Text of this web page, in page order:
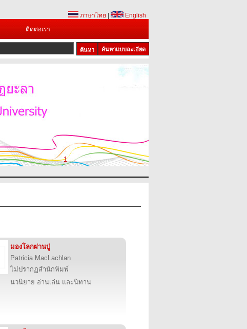
ภาษาไทย
English
ติดต่อเรา
ค้นหาแบบละเอียด
1
มองโลกผ่านปู่
Patricia MacLachlan
ไม่ปรากฏสำนักพิมพ์
นวนิยาย อ่านเล่น และนิทาน